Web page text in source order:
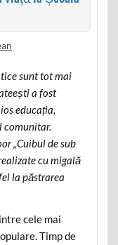
sunt tot mai
a fost
educația,
comunitar.
„Cuibul de sub
cu migală
la păstrarea
cele mai
Timp de